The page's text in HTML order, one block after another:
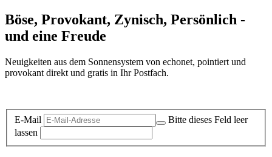
Böse, Provokant, Zynisch, Persönlich -
und eine Freude
Neuigkeiten aus dem Sonnensystem von echonet, pointiert und
provokant direkt und gratis in Ihr Postfach.
E-Mail
Bitte dieses Feld leer
lassen